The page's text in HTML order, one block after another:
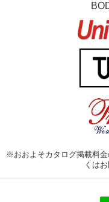
※おおよそカタログ掲載料
くは